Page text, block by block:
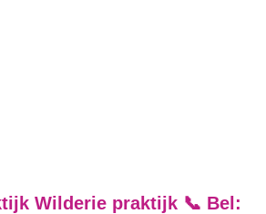
Wilderie praktijk 📞 Bel: